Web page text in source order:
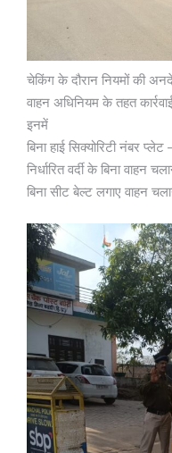
चेकिंग के दौरान नियमों की
वाहन अधिनियम के तहत
इनमें
बिना हाई सिक्योरिटी नंबर
निर्धारित वर्दी के बिना वाहन
बिना सीट बेल्ट लगाए वाहन